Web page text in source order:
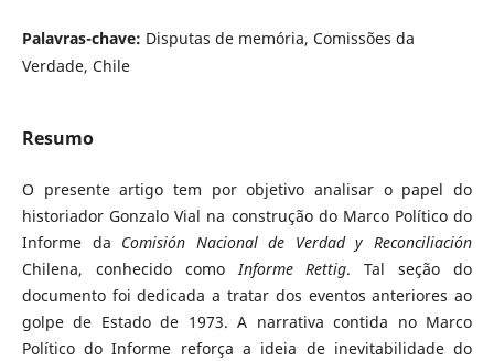
Palavras-chave: Disputas de memória, Comissões da
Verdade, Chile
Resumo
O presente artigo tem por objetivo analisar o papel do
historiador Gonzalo Vial na construção do Marco Político do
Informe da Comisión Nacional de Verdad y Reconciliación
Chilena, conhecido comoInforme Rettig. Tal seção do
documento foi dedicada a tratar dos eventos anteriores ao
golpe de Estado de 1973. A narrativa contida no Marco
Político do Informe reforça a ideia de inevitabilidade do